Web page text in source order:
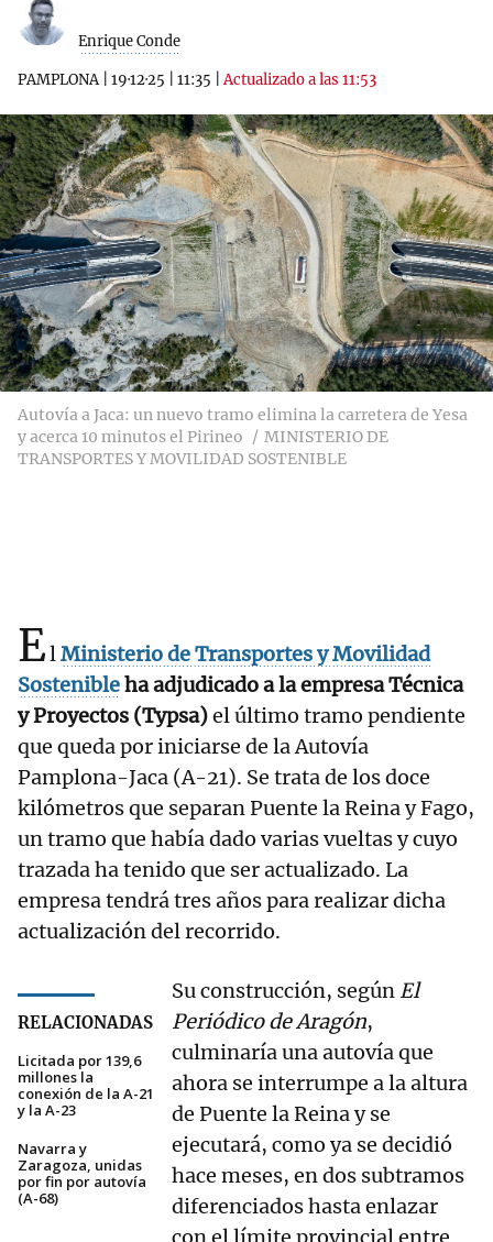
Enrique Conde
PAMPLONA| 19·12·25 11:35 |Actualizado a las 11:53
Autovía a Jaca: un nuevo tramo elimina la carretera de Yesa
y acerca 10 minutos el Pirineo
MINISTERIO DE
TRANSPORTES Y MOVILIDAD SOSTENIBLE
ElMinisterio de Transportes y Movilidad
Sostenibleha adjudicado a la empresa Técnica
y Proyectos (Typsa)el último tramo pendiente
que queda por iniciarse de la Autovía
Pamplona-Jaca (A-21). Se trata de los doce
kilómetros que separan Puente la Reina y Fago,
un tramo que había dado varias vueltas y cuyo
trazada ha tenido que ser actualizado. La
empresa tendrá tres años para realizar dicha
actualización del recorrido.
RELACIONADAS
Licitada por 139,6
millones la
conexión de la A-21
y la A-23
Navarra y
Zaragoza, unidas
por fin por autovía
(A-68)
Su construcción, según El
Periódico de Aragón,
culminaría una autovía que
ahora se interrumpe a la altura
de Puente la Reina y se
ejecutará, como ya se decidió
hace meses, en dos subtramos
diferenciados hasta enlazar